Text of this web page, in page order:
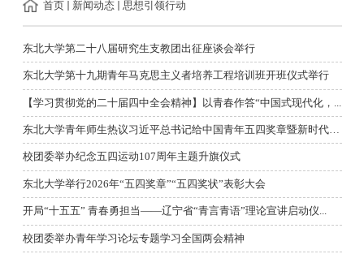
首页 新闻动态 思想引领行动
东北大学第二十八届研究生支教团出征座谈会举行
东北大学第十九期青年马克思主义者培养工程培训班开班仪式举行
【学习贯彻党的二十届四中全会精神】以青春作答“中国式现代化，...
东北大学青年师生热议习近平总书记给中国青年五四奖章暨新时代青...
校团委举办纪念五四运动107周年主题升旗仪式
东北大学举行2026年“五四奖章”“五四奖状”表彰大会
开局“十五五” 青春勇担当——辽宁省“青言青语”理论宣讲启动仪...
校团委举办青年学习论坛专题学习全国两会精神